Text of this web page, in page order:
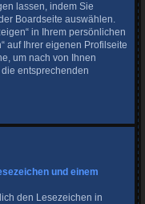
lassen, indem Sie
Boardseite auswählen.
in Ihrem persönlichen
auf Ihrer eigenen Profilseite
um nach von Ihnen
entsprechenden
und einem
den Lesezeichen in